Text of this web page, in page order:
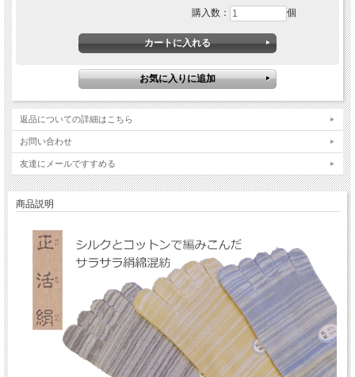
購入数： 個
返品についての詳細はこちら
お問い合わせ
友達にメールですすめる
商品説明